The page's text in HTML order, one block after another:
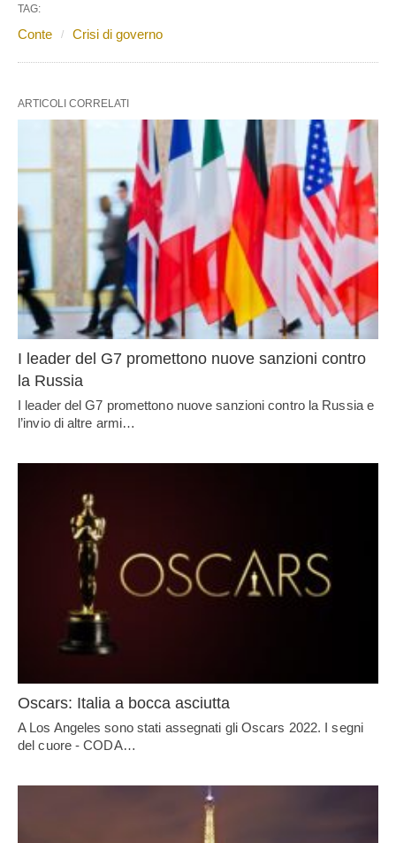
TAG:
Conte Crisi di governo
ARTICOLI CORRELATI
I leader del G7 promettono nuove sanzioni contro
la Russia
I leader del G7 promettono nuove sanzioni contro la Russia e
l’invio di altre armi…
Oscars: Italia a bocca asciutta
A Los Angeles sono stati assegnati gli Oscars 2022. I segni
del cuore - CODA…